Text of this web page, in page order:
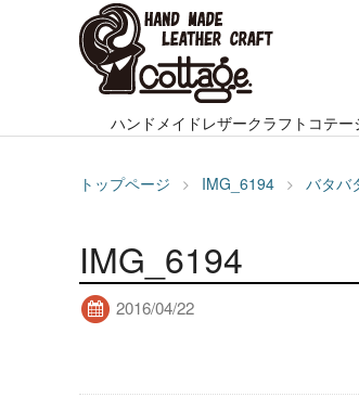
ハンドメイドレザークラフトコテ
トップページ IMG_6194 バタバ
IMG_6194
2016/04/22